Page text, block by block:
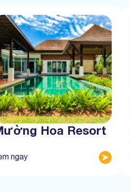
Hoa Resort
ngay